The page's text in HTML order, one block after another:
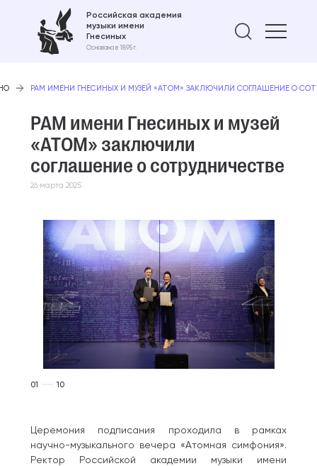
Российская академия
музыки имени
Гнесиных
Основана в 1895 г.
Найти
РАМ ИМЕНИ ГНЕСИНЫХ И МУЗЕЙ «АТОМ» ЗАКЛЮЧИЛИ СОГЛАШЕНИЕ О
РАМ имени Гнесиных и музей
«АТОМ» заключили
соглашение о сотрудничестве
26 марта 2025
01 10
Церемония подписания проходила в рамках
научно-музыкального вечера «Атомная симфония».
Ректор Российской академии музыки имени